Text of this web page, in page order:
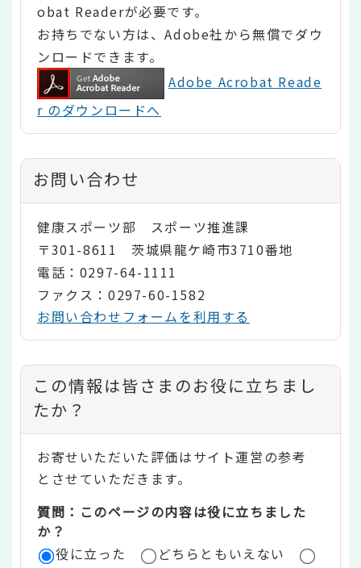
obat Readerが必要です。
お持ちでない方は、Adobe社から無償でダウ
ンロードできます。
Adobe Acrobat Reade
r のダウンロードへ
お問い合わせ
健康スポーツ部 スポーツ推進課
〒301-8611 茨城県龍ケ崎市3710番地
電話：0297-64-1111
ファクス：0297-60-1582
お問い合わせフォームを利用する
コ
ン
テ
ン
ツ
評
価
この情報は皆さまのお役に立ちまし
たか？
お寄せいただいた評価はサイト運営の参考
とさせていただきます。
質問：このページの内容は役に立ちました
か？
役に立った
どちらともいえない